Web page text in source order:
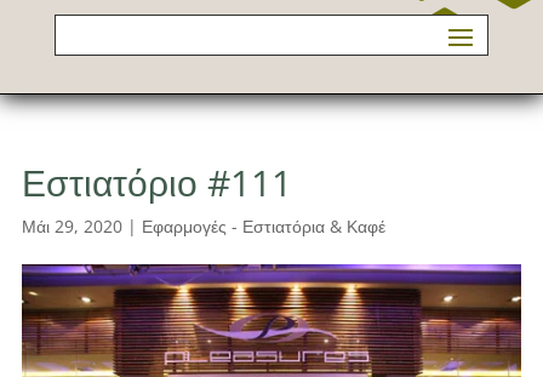
Εστιατόριο #111
Μάι 29, 2020| Εφαρμογές - Εστιατόρια & Καφέ